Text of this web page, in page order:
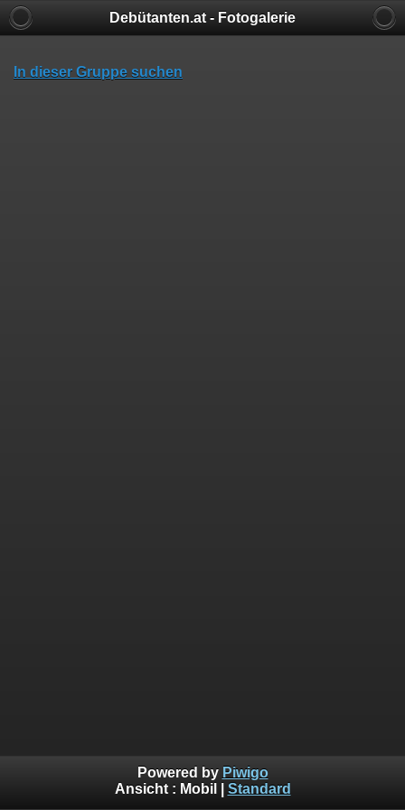
Debütanten.at - Fotogalerie
In dieser Gruppe suchen
Powered by Piwigo
Ansicht : Mobil Standard